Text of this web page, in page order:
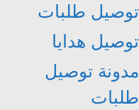
توصيل طلبات
توصيل هدايا
مدونة توصيل
طلبات